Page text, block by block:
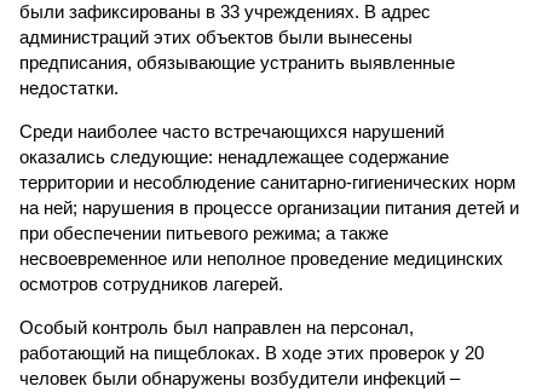
были зафиксированы в 33 учреждениях. В адрес
администраций этих объектов были вынесены
предписания, обязывающие устранить выявленные
недостатки.
Среди наиболее часто встречающихся нарушений
оказались следующие: ненадлежащее содержание
территории и несоблюдение санитарно-гигиенических норм
на ней; нарушения в процессе организации питания детей и
при обеспечении питьевого режима; а также
несвоевременное или неполное проведение медицинских
осмотров сотрудников лагерей.
Особый контроль был направлен на персонал,
работающий на пищеблоках. В ходе этих проверок у 20
человек были обнаружены возбудители инфекций –